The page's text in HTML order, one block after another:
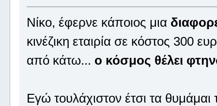
Νίκο, έφερνε κάποιος μια
κινέζικη εταιρία σε κόστος 300
από κάτω... ο κόσμος θέλει
Εγώ τουλάχιστον έτσι τα